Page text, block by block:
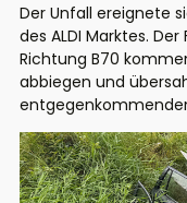
Der Unfall ereignete
des ALDI Marktes.
Richtung B70
abbiegen und